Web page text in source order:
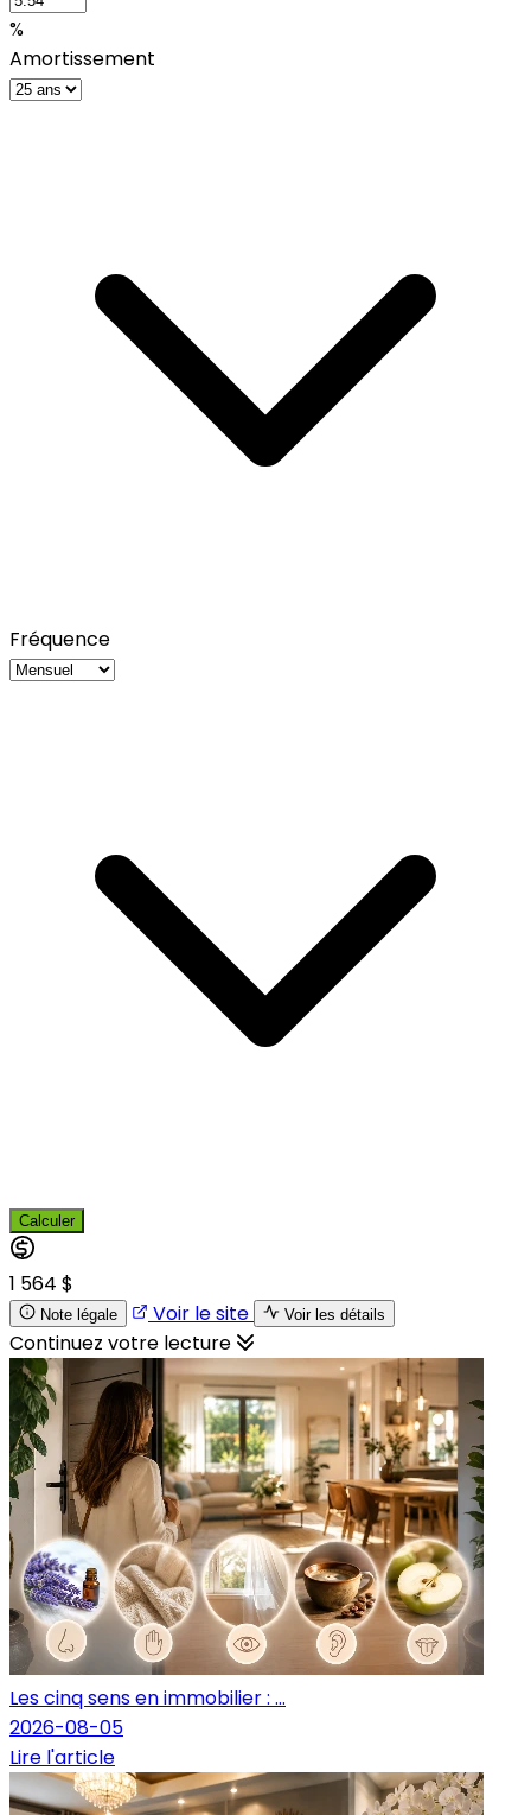
%
Amortissement
Fréquence
Calculer
1 564 $
Note légale Voir le site Voir les détails
Continuez votre lecture
Les cinq sens en immobilier : ...
2026-08-05
Lire l'article